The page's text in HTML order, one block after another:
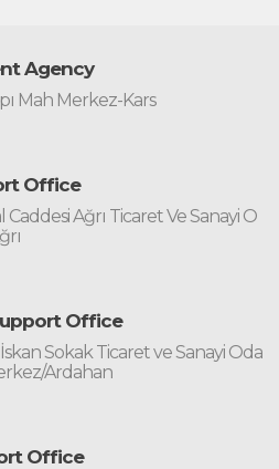
Agency
Mah Merkez-Kars
Office
Caddesi Ağrı Ticaret Ve Sanayi O
Office
Sokak Ticaret ve Sanayi Oda
Ardahan
Office